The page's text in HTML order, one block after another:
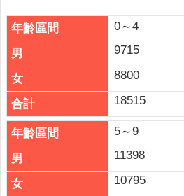
布
欄
便
民
服
務
統
計
資
訊
0～4
9715
8800
18515
5～9
11398
10795